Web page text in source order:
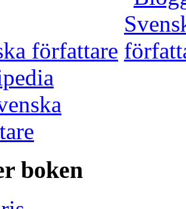
författare
boken